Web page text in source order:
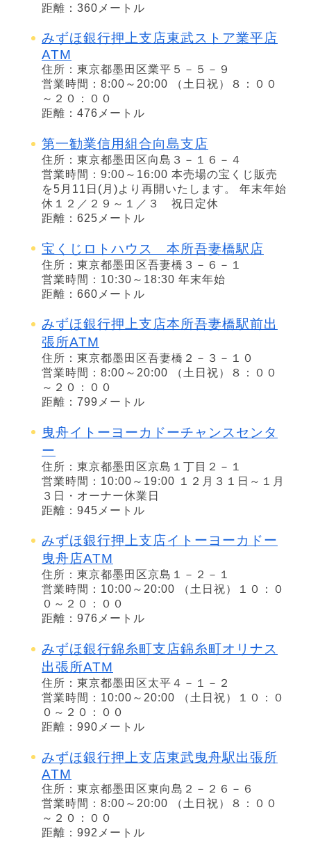
距離：360メートル
みずほ銀行押上支店東武ストア業平店
ATM
住所：東京都墨田区業平５－５－９
営業時間：8:00～20:00 （土日祝）８：００
～２０：００
距離：476メートル
第一勧業信用組合向島支店
住所：東京都墨田区向島３－１６－４
営業時間：9:00～16:00 本売場の宝くじ販売
を5月11日(月)より再開いたします。 年末年始
休１２／２９～１／３ 祝日定休
距離：625メートル
宝くじロトハウス 本所吾妻橋駅店
住所：東京都墨田区吾妻橋３－６－１
営業時間：10:30～18:30 年末年始
距離：660メートル
みずほ銀行押上支店本所吾妻橋駅前出
張所ATM
住所：東京都墨田区吾妻橋２－３－１０
営業時間：8:00～20:00 （土日祝）８：００
～２０：００
距離：799メートル
曳舟イトーヨーカドーチャンスセンタ
ー
住所：東京都墨田区京島１丁目２－１
営業時間：10:00～19:00 １２月３１日～１月
３日・オーナー休業日
距離：945メートル
みずほ銀行押上支店イトーヨーカドー
曳舟店ATM
住所：東京都墨田区京島１－２－１
営業時間：10:00～20:00 （土日祝）１０：０
０～２０：００
距離：976メートル
みずほ銀行錦糸町支店錦糸町オリナス
出張所ATM
住所：東京都墨田区太平４－１－２
営業時間：10:00～20:00 （土日祝）１０：０
０～２０：００
距離：990メートル
みずほ銀行押上支店東武曳舟駅出張所
ATM
住所：東京都墨田区東向島２－２６－６
営業時間：8:00～20:00 （土日祝）８：００
～２０：００
距離：992メートル